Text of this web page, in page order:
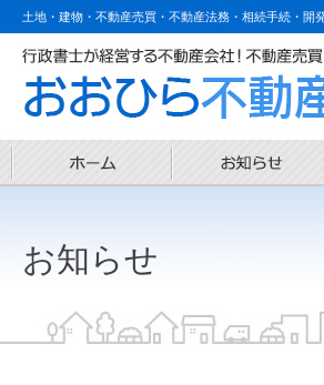
土地・建物・不動産売買・不動産法務・相続手続・開
お知らせ